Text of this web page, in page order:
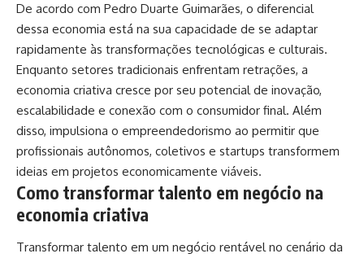
De acordo com Pedro Duarte Guimarães, o diferencial
dessa economia está na sua capacidade de se adaptar
rapidamente às transformações tecnológicas e culturais.
Enquanto setores tradicionais enfrentam retrações, a
economia criativa cresce por seu potencial de inovação,
escalabilidade e conexão com o consumidor final. Além
disso, impulsiona o empreendedorismo ao permitir que
profissionais autônomos, coletivos e startups transformem
ideias em projetos economicamente viáveis.
Como transformar talento em negócio na
economia criativa
Transformar talento em um negócio rentável no cenário da